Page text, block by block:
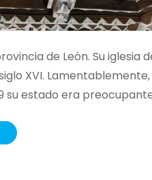
de León. Su iglesia
XVI.
su estado era